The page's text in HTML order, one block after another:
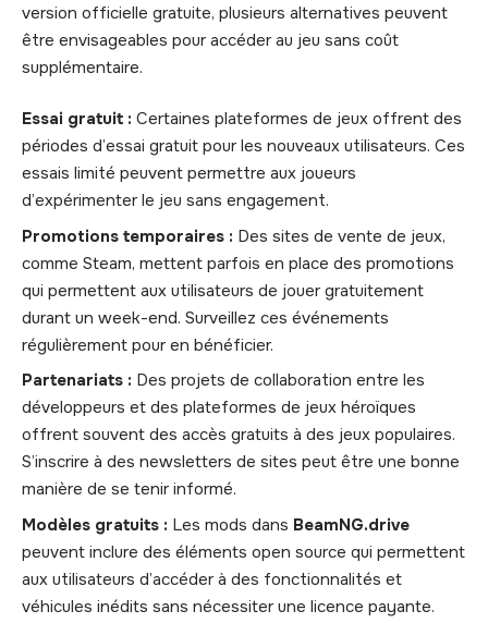
version officielle gratuite, plusieurs alternatives peuvent
être envisageables pour accéder au jeu sans coût
supplémentaire.
Essai gratuit : Certaines plateformes de jeux offrent des
périodes d’essai gratuit pour les nouveaux utilisateurs. Ces
essais limité peuvent permettre aux joueurs
d’expérimenter le jeu sans engagement.
Promotions temporaires : Des sites de vente de jeux,
comme Steam, mettent parfois en place des promotions
qui permettent aux utilisateurs de jouer gratuitement
durant un week-end. Surveillez ces événements
régulièrement pour en bénéficier.
Partenariats : Des projets de collaboration entre les
développeurs et des plateformes de jeux héroïques
offrent souvent des accès gratuits à des jeux populaires.
S’inscrire à des newsletters de sites peut être une bonne
manière de se tenir informé.
Modèles gratuits : Les mods dans BeamNG.drive
peuvent inclure des éléments open source qui permettent
aux utilisateurs d’accéder à des fonctionnalités et
véhicules inédits sans nécessiter une licence payante.